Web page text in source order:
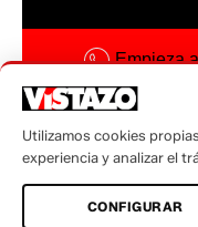
Empieza
Código
Utilizamos cookies
experiencia y analizar el
CONFIGURAR